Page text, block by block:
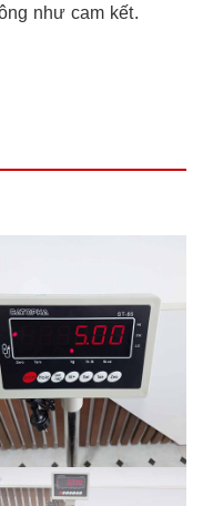
như cam kết.